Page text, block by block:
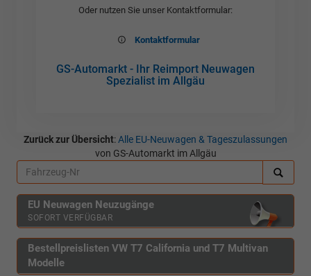
Oder nutzen Sie unser Kontaktformular:
Kontaktformular
GS-Automarkt - Ihr Reimport Neuwagen
Spezialist im Allgäu
Zurück zur Übersicht:Alle EU-Neuwagen & Tageszulassungen
von GS-Automarkt im Allgäu
EU Neuwagen Neuzugänge
SOFORT VERFÜGBAR
Bestellpreislisten VW T7 California und T7 Multivan
Modelle